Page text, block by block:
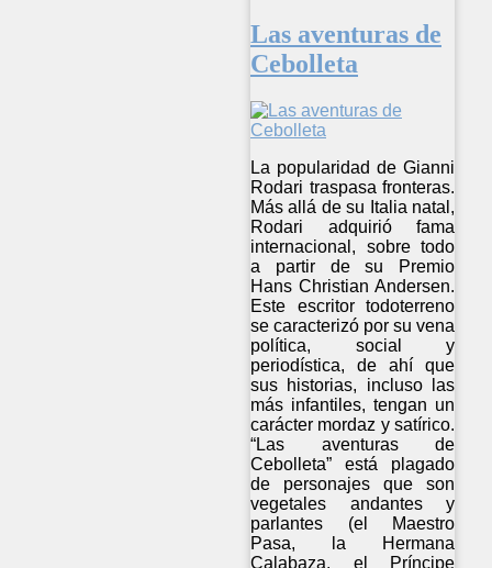
Las aventuras de
Cebolleta
La popularidad de Gianni
Rodari traspasa fronteras.
Más allá de su Italia natal,
Rodari adquirió fama
internacional, sobre todo
a partir de su Premio
Hans Christian Andersen.
Este escritor todoterreno
se caracterizó por su vena
política, social y
periodística, de ahí que
sus historias, incluso las
más infantiles, tengan un
carácter mordaz y satírico.
“Las aventuras de
Cebolleta” está plagado
de personajes que son
vegetales andantes y
parlantes (el Maestro
Pasa, la Hermana
Calabaza, el Príncipe